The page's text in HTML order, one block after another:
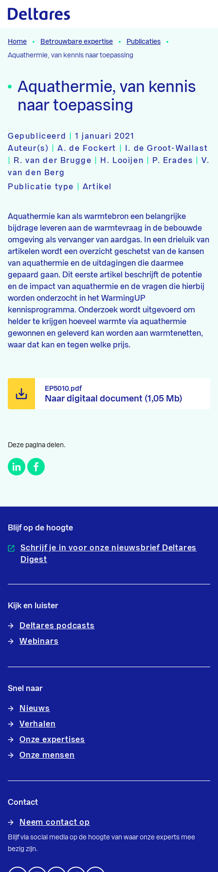
Naar hoofdcontent
Home Betrouwbare expertise
Publicaties
Aquathermie, van kennis naar toepassing
Aquathermie, van kennis
naar toepassing
Gepubliceerd |1 januari 2021
Auteur(s)
|A. de Fockert
I. de Groot-Wallast
R. van der Brugge H. Looijen P. Erades |V.
van den Berg
Publicatie type
Artikel
Aquathermie kan als warmtebron een belangrijke
bijdrage leveren aan de warmtevraag in de bebouwde
omgeving als vervanger van aardgas. In een drieluik van
artikelen wordt een overzicht geschetst van de kansen
van aquathermie en de uitdagingen die daarmee
gepaard gaan. Dit eerste artikel beschrijft de potentie
en de impact van aquathermie en de vragen die hierbij
worden onderzocht in het WarmingUP
kennisprogramma. Onderzoek wordt uitgevoerd om
helder te krijgen hoeveel warmte via aquathermie
gewonnen en geleverd kan worden aan warmtenetten,
waar dat kan en tegen welke prijs.
Naar digitaal document (1,05 Mb)
EP5010.pdf
Deze pagina delen.
Blijf op de hoogte
Schrijf je in voor onze nieuwsbrief Deltares
Digest
Kijk en luister
Deltares podcasts
Webinars
Snel naar
Nieuws
Verhalen
Onze expertises
Onze mensen
Contact
Neem contact op
Blijf via social media op de hoogte van waar onze experts mee
bezig zijn.